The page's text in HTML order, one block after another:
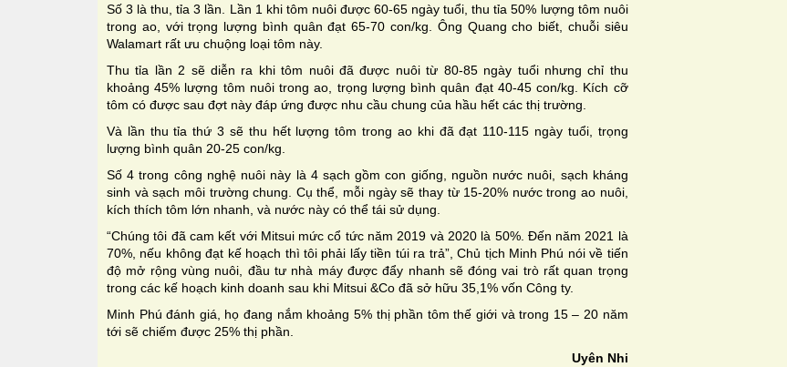
Số 3 là thu, tỉa 3 lần. Lần 1 khi tôm nuôi được 60-65 ngày tuổi, thu tỉa 50% lượng tôm nuôi
trong ao, với trọng lượng bình quân đạt 65-70 con/kg. Ông Quang cho biết, chuỗi siêu
Walamart rất ưu chuộng loại tôm này.
Thu tỉa lần 2 sẽ diễn ra khi tôm nuôi đã được nuôi từ 80-85 ngày tuổi nhưng chỉ thu
khoảng 45% lượng tôm nuôi trong ao, trọng lượng bình quân đạt 40-45 con/kg. Kích cỡ
tôm có được sau đợt này đáp ứng được nhu cầu chung của hầu hết các thị trường.
Và lần thu tỉa thứ 3 sẽ thu hết lượng tôm trong ao khi đã đạt 110-115 ngày tuổi, trọng
lượng bình quân 20-25 con/kg.
Số 4 trong công nghệ nuôi này là 4 sạch gồm con giống, nguồn nước nuôi, sạch kháng
sinh và sạch môi trường chung. Cụ thể, mỗi ngày sẽ thay từ 15-20% nước trong ao nuôi,
kích thích tôm lớn nhanh, và nước này có thể tái sử dụng.
“Chúng tôi đã cam kết với Mitsui mức cổ tức năm 2019 và 2020 là 50%. Đến năm 2021 là
70%, nếu không đạt kế hoạch thì tôi phải lấy tiền túi ra trả”, Chủ tịch Minh Phú nói về tiến
độ mở rộng vùng nuôi, đầu tư nhà máy được đẩy nhanh sẽ đóng vai trò rất quan trọng
trong các kế hoạch kinh doanh sau khi Mitsui &Co đã sở hữu 35,1% vốn Công ty.
Minh Phú đánh giá, họ đang nắm khoảng 5% thị phần tôm thế giới và trong 15 – 20 năm
tới sẽ chiếm được 25% thị phần.
Uyên Nhi